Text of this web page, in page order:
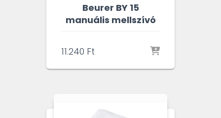
Beurer BY 15
manuális mellszívó
11.240 Ft